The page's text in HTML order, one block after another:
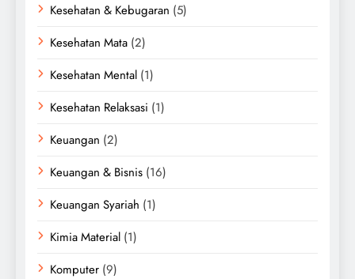
Kesehatan & Kebugaran (5)
Kesehatan Mata (2)
Kesehatan Mental (1)
Kesehatan Relaksasi (1)
Keuangan (2)
Keuangan & Bisnis (16)
Keuangan Syariah (1)
Kimia Material (1)
Komputer (9)